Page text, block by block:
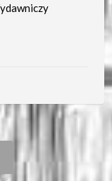
Previous
post: